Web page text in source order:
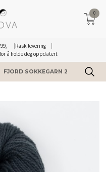
Rask levering
å holde deg oppdatert
0
FJORD SOKKEGARN 2